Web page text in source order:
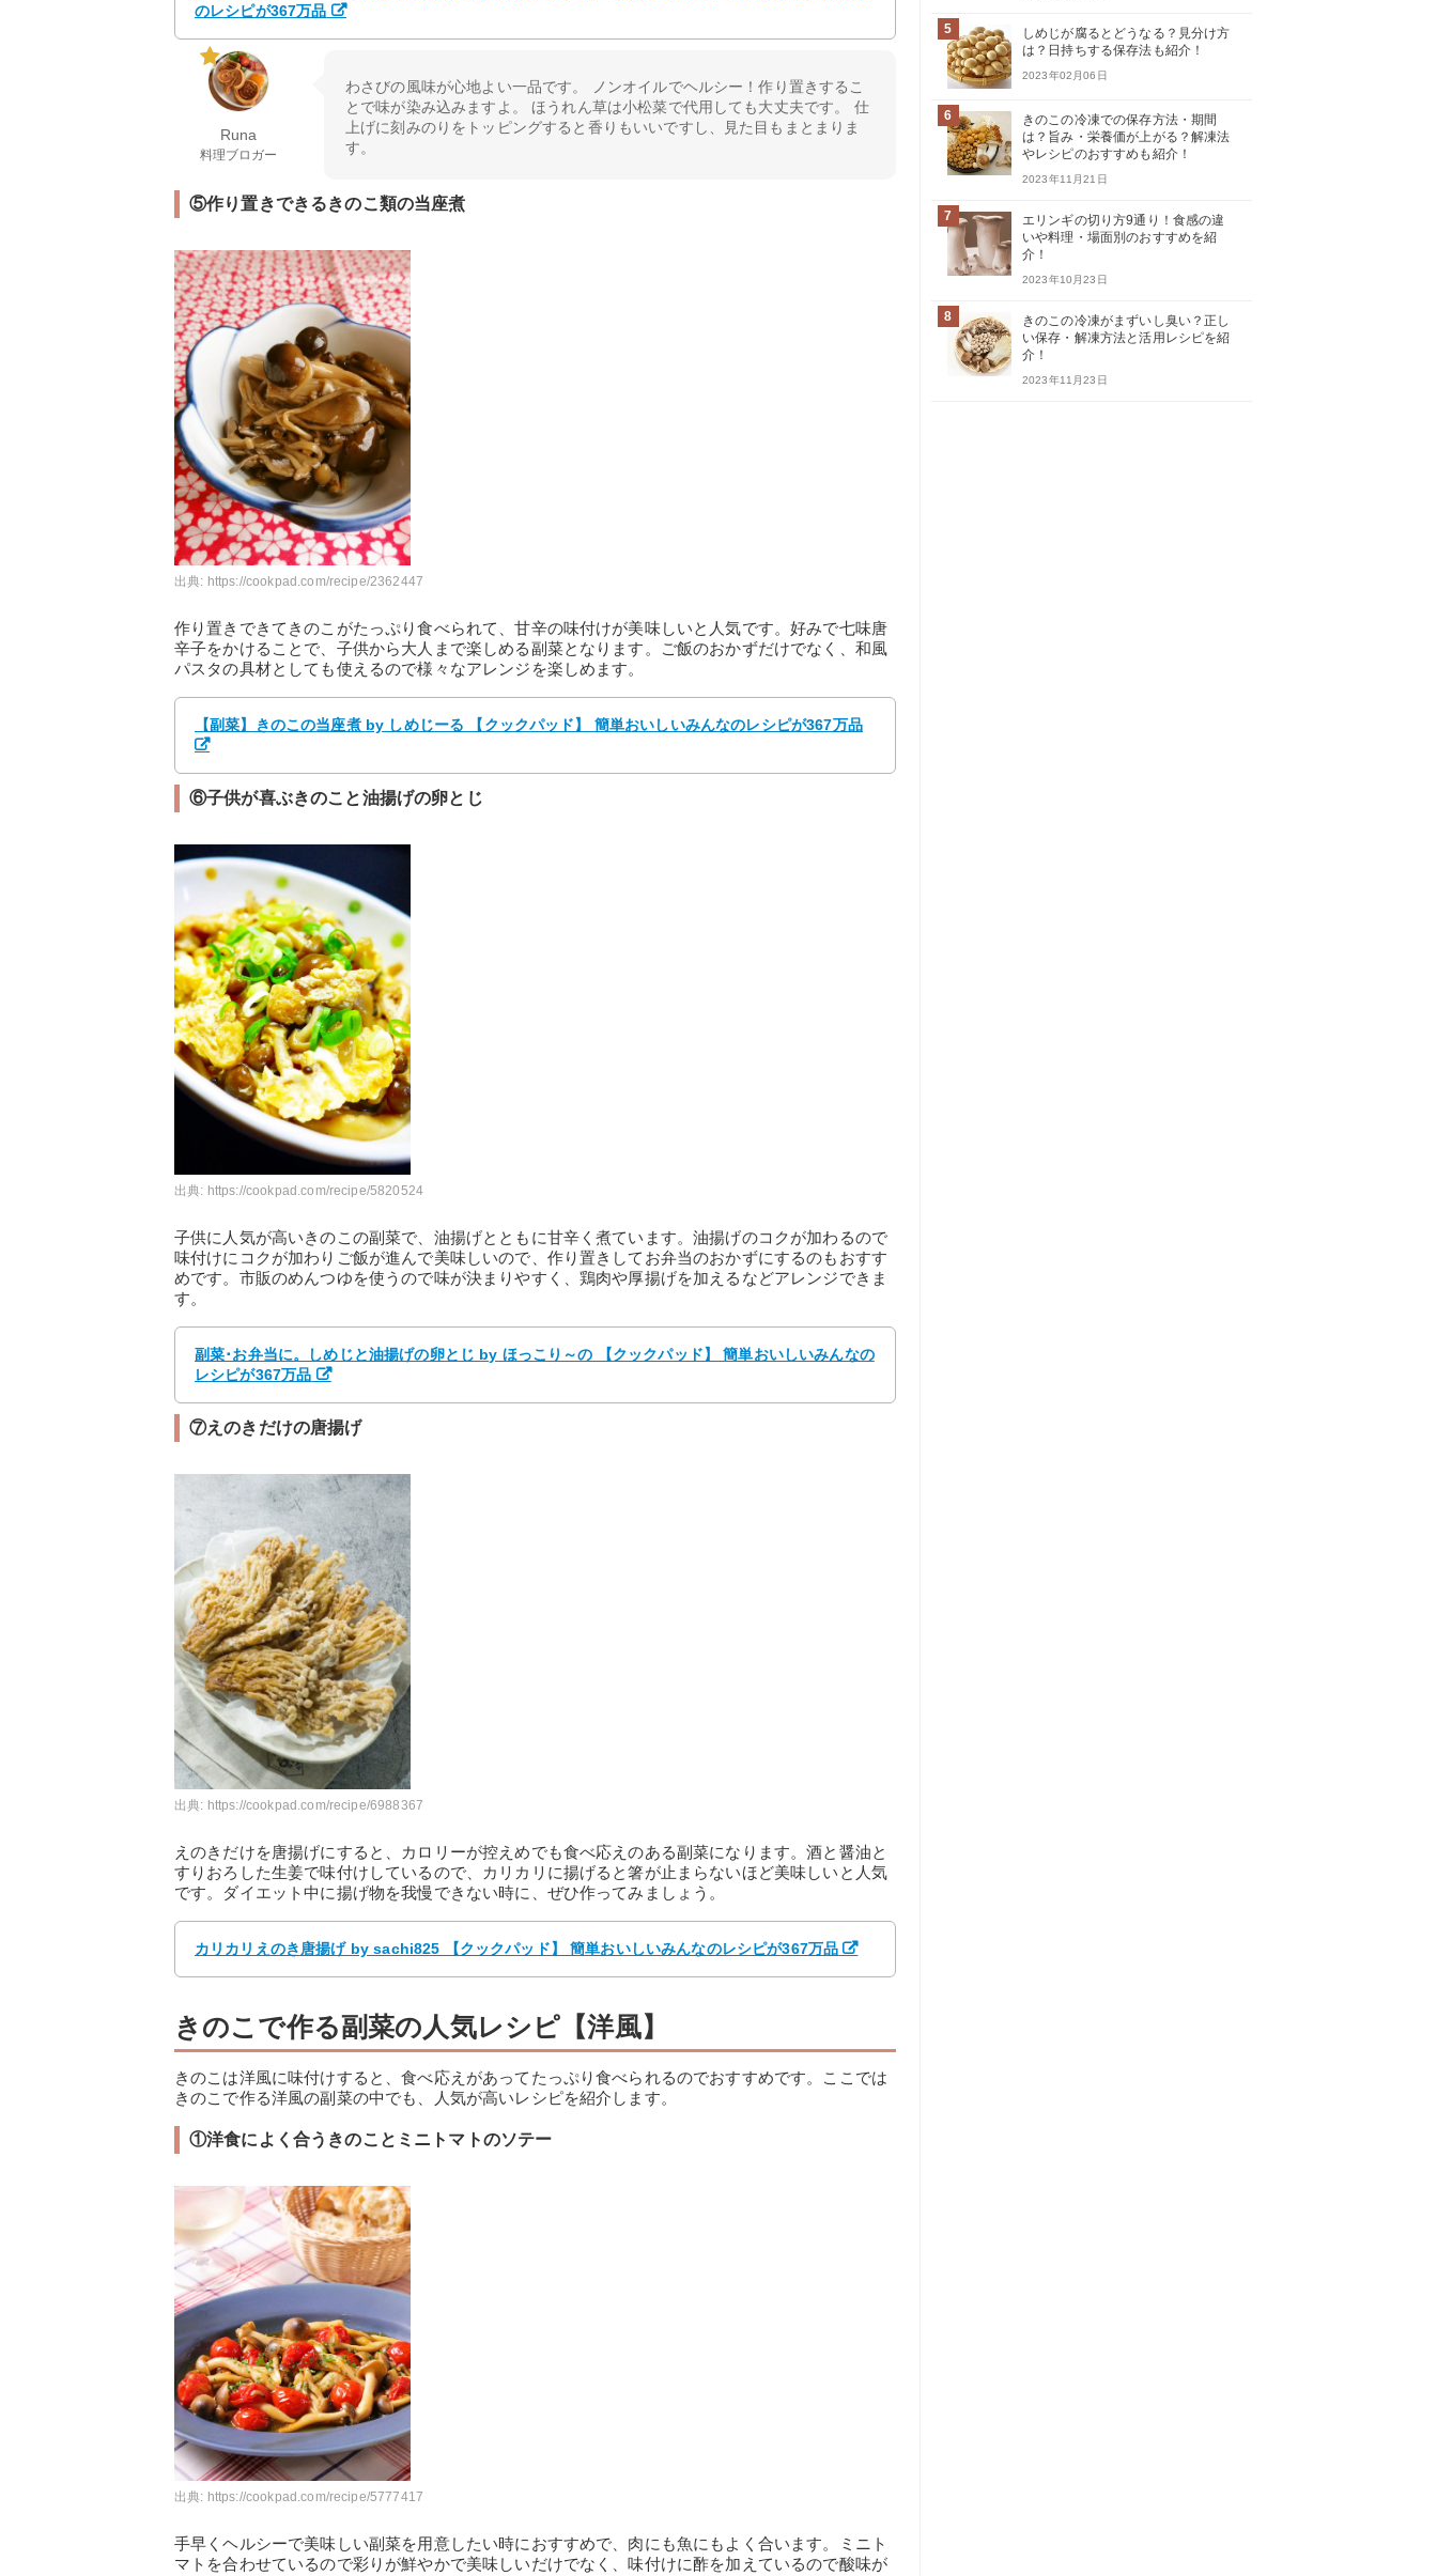
のレシピが367万品
Runa
料理ブロガー
わさびの風味が心地よい一品です。 ノンオイルでヘルシー！作り置きするこ
とで味が染み込みますよ。 ほうれん草は小松菜で代用しても大丈夫です。 仕
上げに刻みのりをトッピングすると香りもいいですし、見た目もまとまりま
す。
⑤作り置きできるきのこ類の当座煮
出典: https://cookpad.com/recipe/2362447
作り置きできてきのこがたっぷり食べられて、甘辛の味付けが美味しいと人気です。好みで七味唐
辛子をかけることで、子供から大人まで楽しめる副菜となります。ご飯のおかずだけでなく、和風
パスタの具材としても使えるので様々なアレンジを楽しめます。
【副菜】きのこの当座煮 by しめじーる 【クックパッド】 簡単おいしいみんなのレシピが367万品
⑥子供が喜ぶきのこと油揚げの卵とじ
出典: https://cookpad.com/recipe/5820524
子供に人気が高いきのこの副菜で、油揚げとともに甘辛く煮ています。油揚げのコクが加わるので
味付けにコクが加わりご飯が進んで美味しいので、作り置きしてお弁当のおかずにするのもおすす
めです。市販のめんつゆを使うので味が決まりやすく、鶏肉や厚揚げを加えるなどアレンジできま
す。
副菜･お弁当に。しめじと油揚げの卵とじ by ほっこり～の 【クックパッド】 簡単おいしいみんなの
レシピが367万品
⑦えのきだけの唐揚げ
出典: https://cookpad.com/recipe/6988367
えのきだけを唐揚げにすると、カロリーが控えめでも食べ応えのある副菜になります。酒と醤油と
すりおろした生姜で味付けしているので、カリカリに揚げると箸が止まらないほど美味しいと人気
です。ダイエット中に揚げ物を我慢できない時に、ぜひ作ってみましょう。
カリカリえのき唐揚げ by sachi825 【クックパッド】 簡単おいしいみんなのレシピが367万品
きのこで作る副菜の人気レシピ【洋風】
きのこは洋風に味付けすると、食べ応えがあってたっぷり食べられるのでおすすめです。ここでは
きのこで作る洋風の副菜の中でも、人気が高いレシピを紹介します。
①洋食によく合うきのことミニトマトのソテー
出典: https://cookpad.com/recipe/5777417
手早くヘルシーで美味しい副菜を用意したい時におすすめで、肉にも魚にもよく合います。ミニト
マトを合わせているので彩りが鮮やかで美味しいだけでなく、味付けに酢を加えているので酸味が
5
しめじが腐るとどうなる？見分け方
は？日持ちする保存法も紹介！
2023年02月06日
6
きのこの冷凍での保存方法・期間
は？旨み・栄養価が上がる？解凍法
やレシピのおすすめも紹介！
2023年11月21日
7
エリンギの切り方9通り！食感の違
いや料理・場面別のおすすめを紹
介！
2023年10月23日
8
きのこの冷凍がまずいし臭い？正し
い保存・解凍方法と活用レシピを紹
介！
2023年11月23日